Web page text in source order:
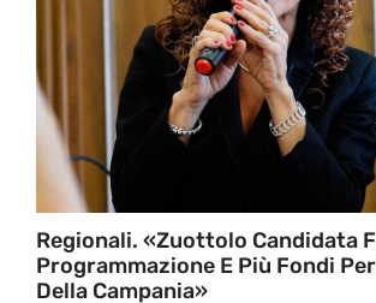
Regionali. «Zuottolo Candidata
Programmazione E Più Fondi
Della Campania»